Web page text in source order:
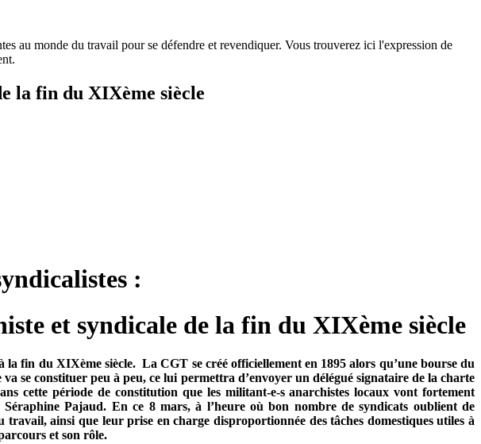
au monde du travail pour se défendre et revendiquer. Vous trouverez ici l'expression de
la fin du XIXème siècle
:
et syndicale de la fin du XIXème siècle
fin du XIXème siècle. La CGT se créé officiellement en 1895 alors qu’une bourse du
se constituer peu à peu, ce lui permettra d’envoyer un délégué signataire de la charte
cette période de constitution que les militant-e-s anarchistes locaux vont fortement
Pajaud. En ce 8 mars, à l’heure où bon nombre de syndicats oublient de
ainsi que leur prise en charge disproportionnée des tâches domestiques utiles à
et son rôle.